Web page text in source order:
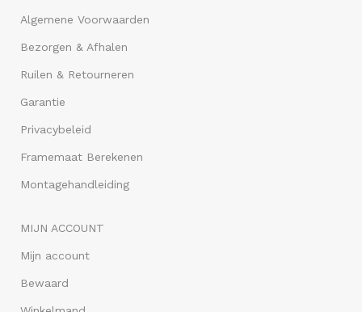
Algemene Voorwaarden
Bezorgen & Afhalen
Ruilen & Retourneren
Garantie
Privacybeleid
Framemaat Berekenen
Montagehandleiding
MIJN ACCOUNT
Mijn account
Bewaard